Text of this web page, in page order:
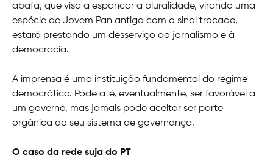
abafa, que visa a espancar a pluralidade, virando uma
espécie de Jovem Pan antiga com o sinal trocado,
estará prestando um desserviço ao jornalismo e à
democracia.
A imprensa é uma instituição fundamental do regime
democrático. Pode até, eventualmente, ser favorável a
um governo, mas jamais pode aceitar ser parte
orgânica do seu sistema de governança.
O caso da rede suja do PT